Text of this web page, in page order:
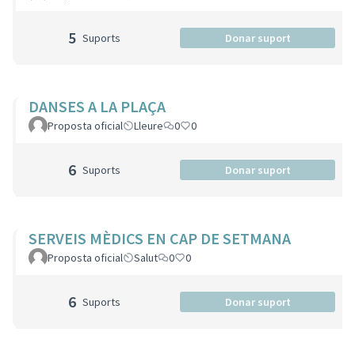
5 Suports Donar suport
DANSES A LA PLAÇA
Proposta oficial Lleure 0 0
6 Suports Donar suport
SERVEIS MÈDICS EN CAP DE SETMANA
Proposta oficial Salut 0 0
6 Suports Donar suport